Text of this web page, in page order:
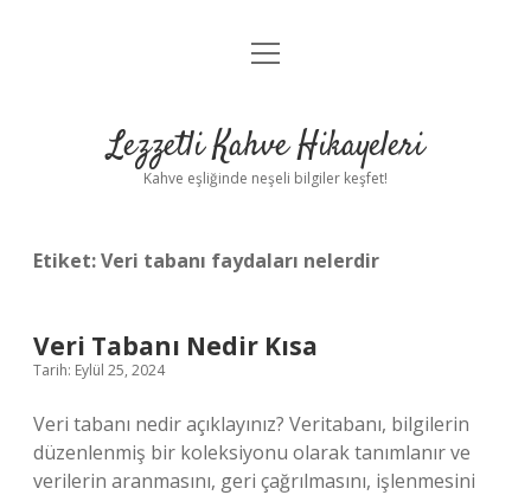
Anasayfa
Yasal Uyarı
menüyü
Lezzetli Kahve Hikayeleri
Kahve eşliğinde neşeli bilgiler keşfet!
Etiket:Veri tabanı faydaları nelerdir
Veri Tabanı Nedir Kısa
Tarih: Eylül 25, 2024
Veri tabanı nedir açıklayınız? Veritabanı, bilgilerin
düzenlenmiş bir koleksiyonu olarak tanımlanır ve
verilerin aranmasını, geri çağrılmasını, işlenmesini